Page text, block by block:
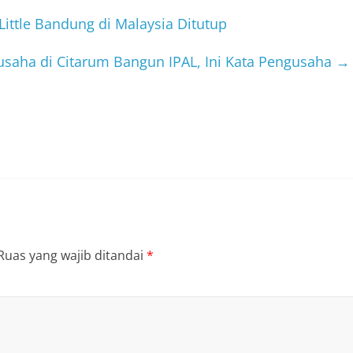
Bandung di Malaysia Ditutup
di Citarum Bangun IPAL, Ini Kata Pengusaha →
yang wajib ditandai *